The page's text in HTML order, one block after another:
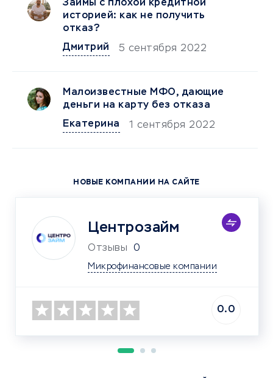
Займы с плохой кредитной
историей: как не получить
отказ?
Дмитрий
5 сентября 2022
Малоизвестные МФО, дающие
деньги на карту без отказа
Екатерина
1 сентября 2022
НОВЫЕ КОМПАНИИ НА САЙТЕ
Центрозайм
Отзывы 0
Микрофинансовые компании
0.0